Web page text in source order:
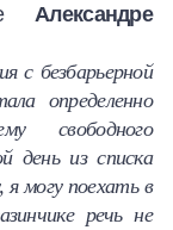
Александре
с безбарьерной
определенно
свободного
день из списка
могу поехать в
речь не